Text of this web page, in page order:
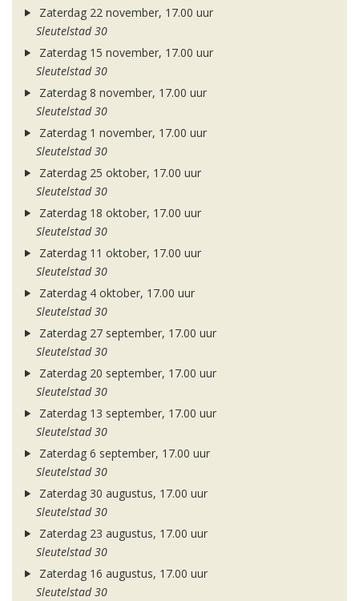
Zaterdag 22 november, 17.00 uur
Sleutelstad 30
Zaterdag 15 november, 17.00 uur
Sleutelstad 30
Zaterdag 8 november, 17.00 uur
Sleutelstad 30
Zaterdag 1 november, 17.00 uur
Sleutelstad 30
Zaterdag 25 oktober, 17.00 uur
Sleutelstad 30
Zaterdag 18 oktober, 17.00 uur
Sleutelstad 30
Zaterdag 11 oktober, 17.00 uur
Sleutelstad 30
Zaterdag 4 oktober, 17.00 uur
Sleutelstad 30
Zaterdag 27 september, 17.00 uur
Sleutelstad 30
Zaterdag 20 september, 17.00 uur
Sleutelstad 30
Zaterdag 13 september, 17.00 uur
Sleutelstad 30
Zaterdag 6 september, 17.00 uur
Sleutelstad 30
Zaterdag 30 augustus, 17.00 uur
Sleutelstad 30
Zaterdag 23 augustus, 17.00 uur
Sleutelstad 30
Zaterdag 16 augustus, 17.00 uur
Sleutelstad 30